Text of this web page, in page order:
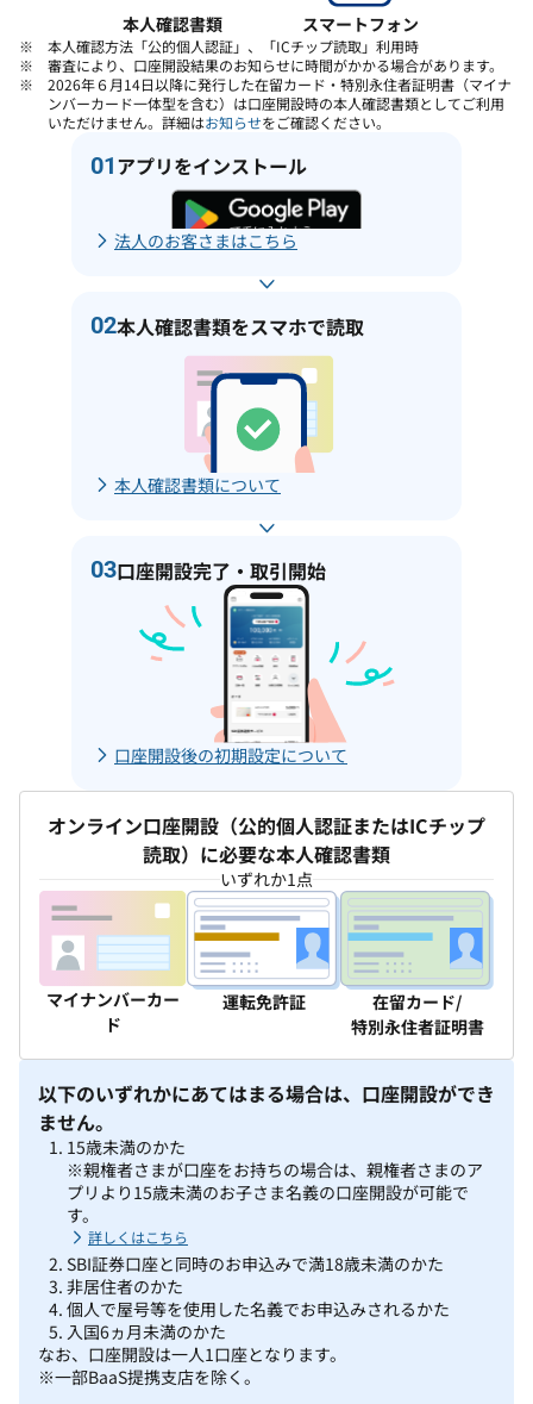
本人確認書類 スマートフォン
本人確認方法「公的個人認証」、「ICチップ読取」利用時
審査により、口座開設結果のお知らせに時間がかかる場合があります。
2026年６月14日以降に発行した在留カード・特別永住者証明書（マイナ
ンバーカード一体型を含む）は口座開設時の本人確認書類としてご利用
いただけません。詳細はお知らせをご確認ください。
01アプリをインストール
法人のお客さまはこちら
02本人確認書類をスマホで読取
本人確認書類について
03口座開設完了・取引開始
口座開設後の初期設定について
オンライン口座開設（公的個人認証またはICチップ
読取）に必要な本人確認書類
いずれか1点
マイナンバーカー
ド
運転免許証
在留カード/
特別永住者証明書
以下のいずれかにあてはまる場合は、口座開設ができ
ません。
15歳未満のかた
※親権者さまが口座をお持ちの場合は、親権者さまのア
プリより15歳未満のお子さま名義の口座開設が可能で
す。
詳しくはこちら
SBI証券口座と同時のお申込みで満18歳未満のかた
非居住者のかた
個人で屋号等を使用した名義でお申込みされるかた
入国6ヵ月未満のかた
なお、口座開設は一人1口座となります。
※一部BaaS提携支店を除く。